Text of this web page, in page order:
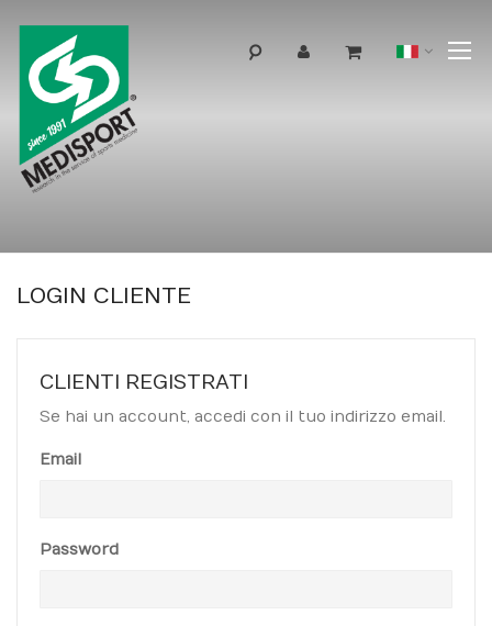
Lingua
LOGIN CLIENTE
CLIENTI REGISTRATI
Se hai un account, accedi con il tuo indirizzo email.
Email
Password